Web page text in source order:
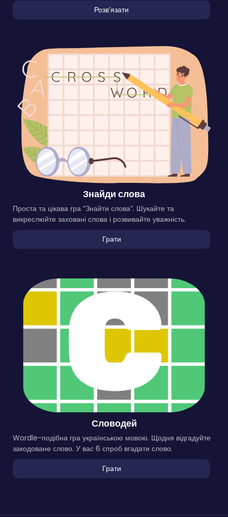
Розвʼязати
Знайди слова
Проста та цікава гра “Знайти слова”. Шукайте та
викреслюйте заховані слова і розвивайте уважність.
Грати
Словодей
Wordle-подібна гра українською мовою. Щодня відгадуйте
закодоване слово. У вас 6 спроб вгадати слово.
Грати